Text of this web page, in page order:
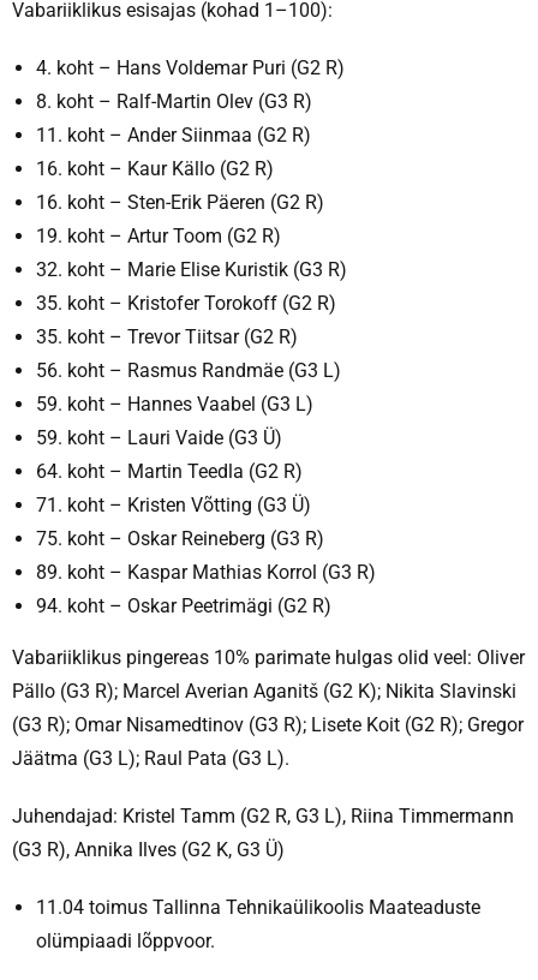
Vabariiklikus esisajas (kohad 1–100):
4. koht – Hans Voldemar Puri (G2 R)
8. koht – Ralf-Martin Olev (G3 R)
11. koht – Ander Siinmaa (G2 R)
16. koht – Kaur Källo (G2 R)
16. koht – Sten-Erik Päeren (G2 R)
19. koht – Artur Toom (G2 R)
32. koht – Marie Elise Kuristik (G3 R)
35. koht – Kristofer Torokoff (G2 R)
35. koht – Trevor Tiitsar (G2 R)
56. koht – Rasmus Randmäe (G3 L)
59. koht – Hannes Vaabel (G3 L)
59. koht – Lauri Vaide (G3 Ü)
64. koht – Martin Teedla (G2 R)
71. koht – Kristen Võtting (G3 Ü)
75. koht – Oskar Reineberg (G3 R)
89. koht – Kaspar Mathias Korrol (G3 R)
94. koht – Oskar Peetrimägi (G2 R)
Vabariiklikus pingereas 10% parimate hulgas olid veel: Oliver
Pällo (G3 R); Marcel Averian Aganitš (G2 K); Nikita Slavinski
(G3 R); Omar Nisamedtinov (G3 R); Lisete Koit (G2 R); Gregor
Jäätma (G3 L); Raul Pata (G3 L).
Juhendajad: Kristel Tamm (G2 R, G3 L), Riina Timmermann
(G3 R), Annika Ilves (G2 K, G3 Ü)
11.04 toimus Tallinna Tehnikaülikoolis Maateaduste
olümpiaadi lõppvoor.